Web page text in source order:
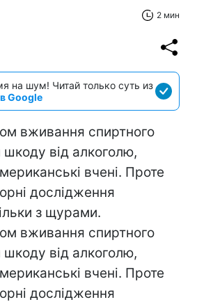
2 мин
на шум! Читай только суть из
Google
вживання спиртного
від алкоголю,
вчені. Проте
дослідження
з щурами.
вживання спиртного
від алкоголю,
вчені. Проте
дослідження